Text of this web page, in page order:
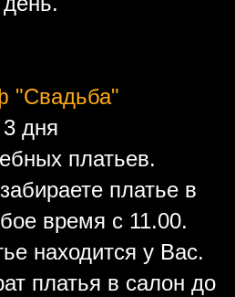
"Свадьба"
3 дня
платьев.
платье в
время с 11.00.
находится у Вас.
платья в салон до